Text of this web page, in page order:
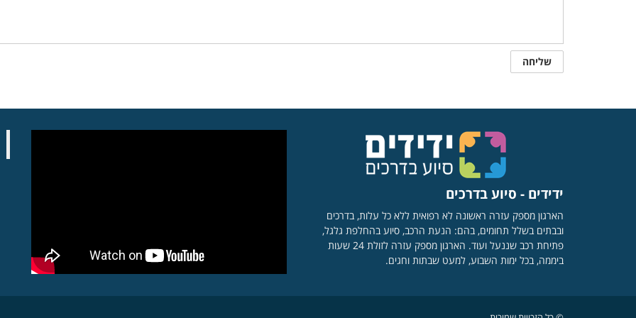
ידידים - סיוע בדרכים
הארגון מספק עזרה ראשונה לא רפואית ללא כל עלות, בדרכים
ובבתים בשלל תחומים, בהם: הנעת הרכב, סיוע בהחלפת גלגל,
פתיחת רכב שננעל ועוד. הארגון מספק עזרה לזולת 24 שעות
ביממה, בכל ימות השבוע, למעט שבתות וחגים.